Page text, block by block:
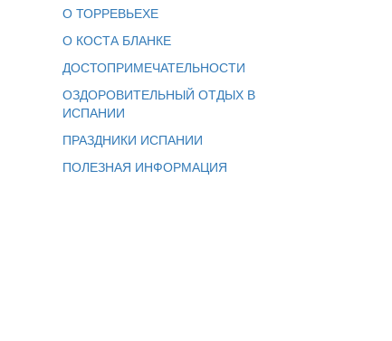
О ТОРРЕВЬЕХЕ
О КОСТА БЛАНКЕ
ДОСТОПРИМЕЧАТЕЛЬНОСТИ
ОЗДОРОВИТЕЛЬНЫЙ ОТДЫХ В
ИСПАНИИ
ПРАЗДНИКИ ИСПАНИИ
ПОЛЕЗНАЯ ИНФОРМАЦИЯ